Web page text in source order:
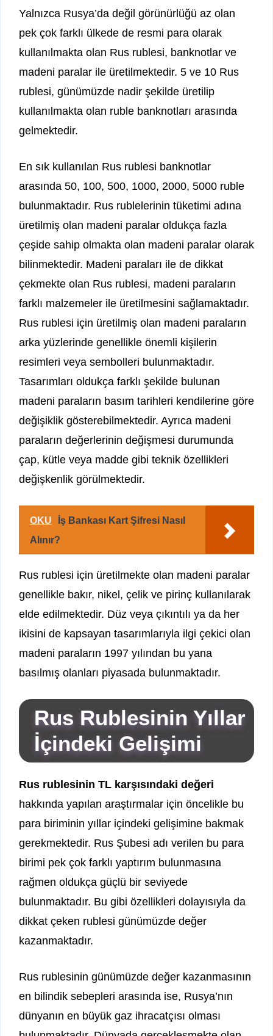
Yalnızca Rusya’da değil görünürlüğü az olan
pek çok farklı ülkede de resmi para olarak
kullanılmakta olan Rus rublesi, banknotlar ve
madeni paralar ile üretilmektedir. 5 ve 10 Rus
rublesi, günümüzde nadir şekilde üretilip
kullanılmakta olan ruble banknotları arasında
gelmektedir.
En sık kullanılan Rus rublesi banknotlar
arasında 50, 100, 500, 1000, 2000, 5000 ruble
bulunmaktadır. Rus rublelerinin tüketimi adına
üretilmiş olan madeni paralar oldukça fazla
çeşide sahip olmakta olan madeni paralar olarak
bilinmektedir. Madeni paraları ile de dikkat
çekmekte olan Rus rublesi, madeni paraların
farklı malzemeler ile üretilmesini sağlamaktadır.
Rus rublesi için üretilmiş olan madeni paraların
arka yüzlerinde genellikle önemli kişilerin
resimleri veya sembolleri bulunmaktadır.
Tasarımları oldukça farklı şekilde bulunan
madeni paraların basım tarihleri kendilerine göre
değişiklik gösterebilmektedir. Ayrıca madeni
paraların değerlerinin değişmesi durumunda
çap, kütle veya madde gibi teknik özellikleri
değişkenlik görülmektedir.
OKU
İş Bankası Kart Şifresi Nasıl
Alınır?
Rus rublesi için üretilmekte olan madeni paralar
genellikle bakır, nikel, çelik ve pirinç kullanılarak
elde edilmektedir. Düz veya çıkıntılı ya da her
ikisini de kapsayan tasarımlarıyla ilgi çekici olan
madeni paraların 1997 yılından bu yana
basılmış olanları piyasada bulunmaktadır.
Rus Rublesinin Yıllar
İçindeki Gelişimi
Rus rublesinin TL karşısındaki değeri
hakkında yapılan araştırmalar için öncelikle bu
para biriminin yıllar içindeki gelişimine bakmak
gerekmektedir. Rus Şubesi adı verilen bu para
birimi pek çok farklı yaptırım bulunmasına
rağmen oldukça güçlü bir seviyede
bulunmaktadır. Bu gibi özellikleri dolayısıyla da
dikkat çeken rublesi günümüzde değer
kazanmaktadır.
Rus rublesinin günümüzde değer kazanmasının
en bilindik sebepleri arasında ise, Rusya’nın
dünyanın en büyük gaz ihracatçısı olması